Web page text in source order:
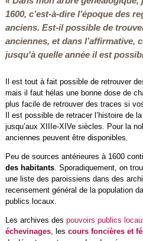
1600, c’est-à-dire l’époque des
anciens. Est-il possible de
anciennes, et dans l’affirmative,
jusqu'à quelle année il est
Il est tout à fait possible de retrouver
mais il faut hélas une bonne dose de
plus facile de retrouver des traces si
Il est possible de retracer l’histoire de
jusqu’aux XIIIe-XIVe siècles. Pour la
anciennes peuvent être disponibles.
Peu de sources antérieures à 1600
des habitants. Sporadiquement, on
une liste des paroissiens dans des
recensement général de la population
publics locaux.
Les archives des pouvoirs publics
échevinages, les cours foncières et